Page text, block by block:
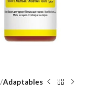
Adaptables